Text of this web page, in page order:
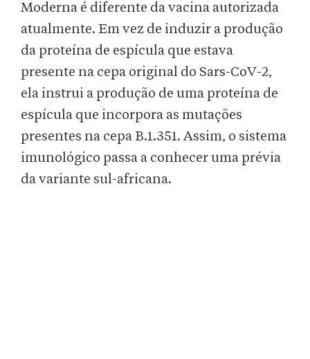
Moderna é diferente da vacina autorizada
atualmente. Em vez de induzir a produção
da proteína de espícula que estava
presente na cepa original do Sars-CoV-2,
ela instrui a produção de uma proteína de
espícula que incorpora as mutações
presentes na cepa B.1.351. Assim, o sistema
imunológico passa a conhecer uma prévia
da variante sul-africana.